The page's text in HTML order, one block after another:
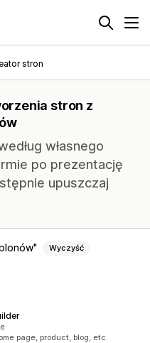
stron
stron z
własnego
po prezentację
upuszczaj
Wyczyść
page, product, blog, etc.